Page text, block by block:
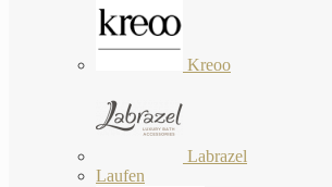
Kreoo
Labrazel
Laufen